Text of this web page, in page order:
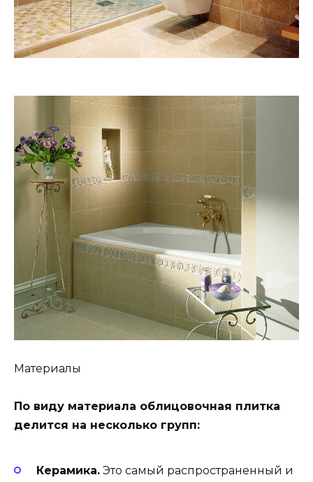
Материалы
По виду материала облицовочная плитка
делится на несколько групп:
Керамика. Это самый распространенный и